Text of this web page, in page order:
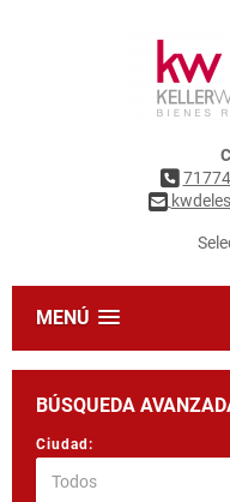
MENÚ
BÚSQUEDA
Ciudad:
Todos